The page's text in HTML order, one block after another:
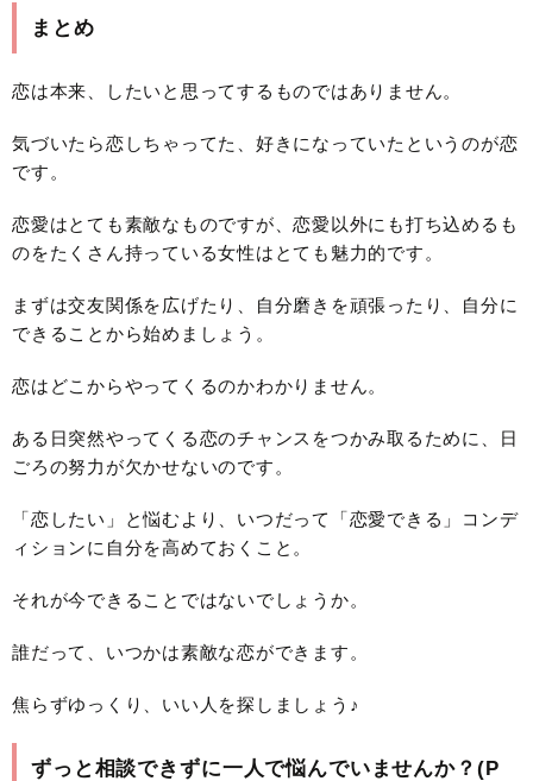
まとめ
恋は本来、したいと思ってするものではありません。
気づいたら恋しちゃってた、好きになっていたというのが恋
です。
恋愛はとても素敵なものですが、恋愛以外にも打ち込めるも
のをたくさん持っている女性はとても魅力的です。
まずは交友関係を広げたり、自分磨きを頑張ったり、自分に
できることから始めましょう。
恋はどこからやってくるのかわかりません。
ある日突然やってくる恋のチャンスをつかみ取るために、日
ごろの努力が欠かせないのです。
「恋したい」と悩むより、いつだって「恋愛できる」コンデ
ィションに自分を高めておくこと。
それが今できることではないでしょうか。
誰だって、いつかは素敵な恋ができます。
焦らずゆっくり、いい人を探しましょう♪
ずっと相談できずに一人で悩んでいませんか？(P